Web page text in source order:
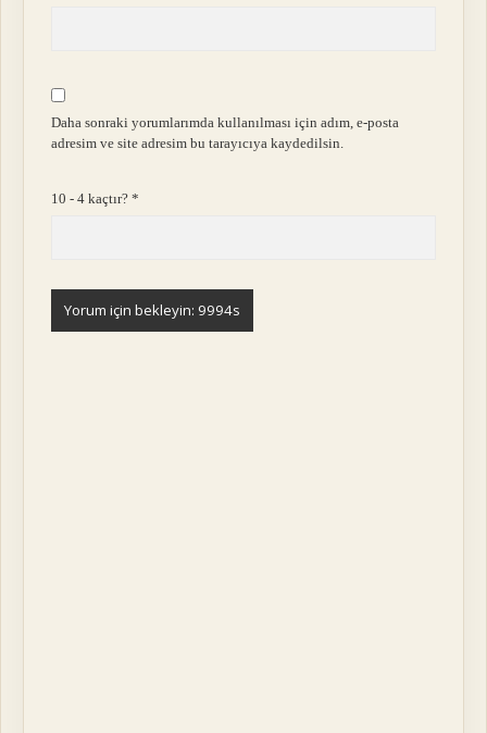
Daha sonraki yorumlarımda kullanılması için adım, e-posta
adresim ve site adresim bu tarayıcıya kaydedilsin.
10 - 4 kaçtır?*